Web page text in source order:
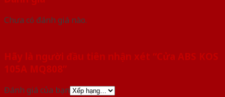
Chưa có đánh giá nào.
Hãy là người đầu tiên nhận xét “Cửa ABS KOS
105A MQ808”
Đánh giá của bạn